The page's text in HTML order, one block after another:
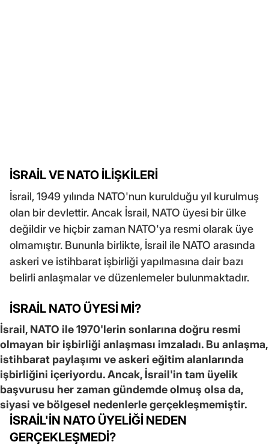
İSRAİL VE NATO İLİŞKİLERİ
İsrail, 1949 yılında NATO'nun kurulduğu yıl kurulmuş
olan bir devlettir. Ancak İsrail, NATO üyesi bir ülke
değildir ve hiçbir zaman NATO'ya resmi olarak üye
olmamıştır. Bununla birlikte, İsrail ile NATO arasında
askeri ve istihbarat işbirliği yapılmasına dair bazı
belirli anlaşmalar ve düzenlemeler bulunmaktadır.
İSRAİL NATO ÜYESİ Mİ?
İsrail, NATO ile 1970'lerin sonlarına doğru resmi
olmayan bir işbirliği anlaşması imzaladı. Bu anlaşma,
istihbarat paylaşımı ve askeri eğitim alanlarında
işbirliğini içeriyordu. Ancak, İsrail'in tam üyelik
başvurusu her zaman gündemde olmuş olsa da,
siyasi ve bölgesel nedenlerle gerçekleşmemiştir.
İSRAİL'İN NATO ÜYELİĞİ NEDEN
GERÇEKLEŞMEDİ?